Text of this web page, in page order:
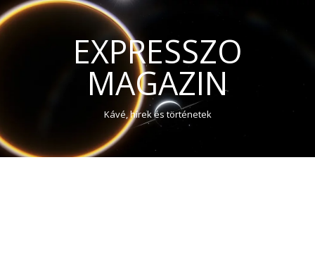
EXPRESSZO
MAGAZIN
Kávé, hírek és történetek